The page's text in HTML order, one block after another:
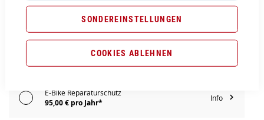
SONDEREINSTELLUNGEN
COOKIES ABLEHNEN
Extra Schutz? Jetzt Tarife entdecken!
E-Bike Komplettschutz
E-Bike Reparaturschutz
95,00 € pro Jahr*
Info